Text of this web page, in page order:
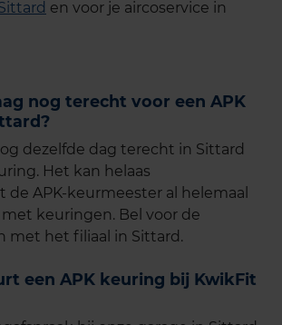
en voor je aircoservice in
nog terecht voor een APK
dezelfde dag terecht in Sittard
Het kan helaas
de APK-keurmeester al helemaal
keuringen. Bel voor de
met het filiaal in Sittard.
een APK keuring bij KwikFit